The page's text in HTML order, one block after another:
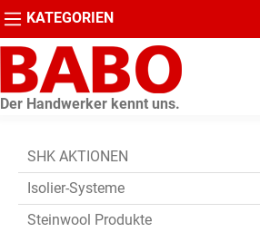
Zur Hauptnavigation springen
Der Handwerker kennt uns.
KATEGORIEN
SHK AKTIONEN
Isolier-Systeme
Steinwool Produkte